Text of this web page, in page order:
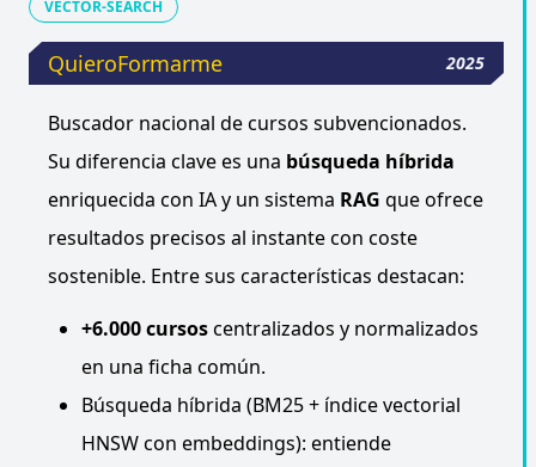
QuieroFormarme 2025
Buscador nacional de cursos subvencionados.
Su diferencia clave es una búsqueda híbrida
enriquecida con IA y un sistema RAG que ofrece
resultados precisos al instante con coste
sostenible. Entre sus características destacan:
+6.000 cursoscentralizados y normalizados
en una ficha común.
Búsqueda híbrida (BM25 + índice vectorial
HNSW con embeddings): entiende
VECTOR-SEARCH